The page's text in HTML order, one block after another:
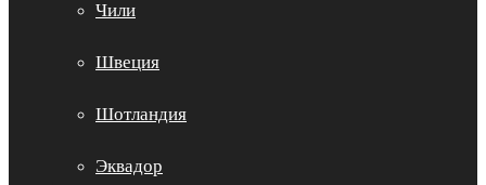
Чили
Швеция
Шотландия
Эквадор